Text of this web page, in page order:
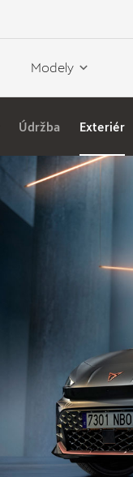
Modely
Údržba Exteriér